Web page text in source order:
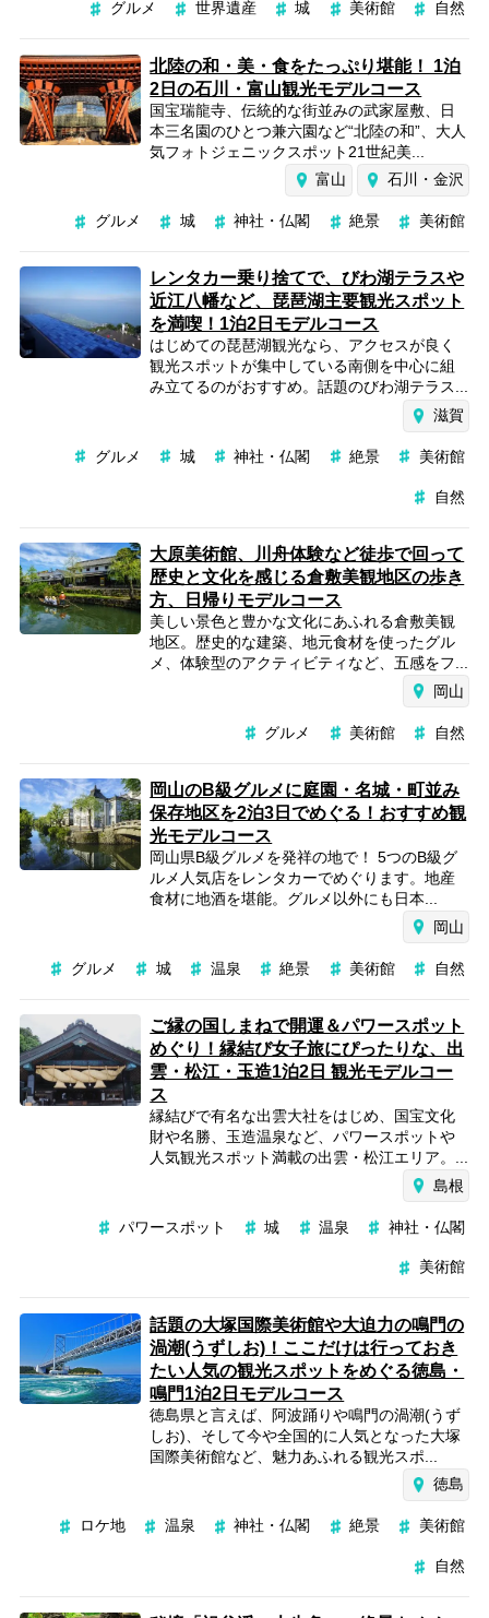
グルメ 世界遺産 城 美術館 自然
北陸の和・美・食をたっぷり堪能！ 1泊
2日の石川・富山観光モデルコース
国宝瑞龍寺、伝統的な街並みの武家屋敷、日
本三名園のひとつ兼六園など“北陸の和”、大人
気フォトジェニックスポット21世紀美...
富山
石川・金沢
グルメ 城 神社・仏閣 絶景 美術館
レンタカー乗り捨てで、びわ湖テラスや
近江八幡など、琵琶湖主要観光スポット
を満喫！1泊2日モデルコース
はじめての琵琶湖観光なら、アクセスが良く
観光スポットが集中している南側を中心に組
み立てるのがおすすめ。話題のびわ湖テラス...
滋賀
グルメ 城 神社・仏閣 絶景 美術館
自然
大原美術館、川舟体験など徒歩で回って
歴史と文化を感じる倉敷美観地区の歩き
方、日帰りモデルコース
美しい景色と豊かな文化にあふれる倉敷美観
地区。歴史的な建築、地元食材を使ったグル
メ、体験型のアクティビティなど、五感をフ...
岡山
グルメ 美術館 自然
岡山のB級グルメに庭園・名城・町並み
保存地区を2泊3日でめぐる！おすすめ観
光モデルコース
岡山県B級グルメを発祥の地で！ 5つのB級グ
ルメ人気店をレンタカーでめぐります。地産
食材に地酒を堪能。グルメ以外にも日本...
岡山
グルメ 城 温泉 絶景 美術館 自然
ご縁の国しまねで開運＆パワースポット
めぐり！縁結び女子旅にぴったりな、出
雲・松江・玉造1泊2日 観光モデルコー
ス
縁結びで有名な出雲大社をはじめ、国宝文化
財や名勝、玉造温泉など、パワースポットや
人気観光スポット満載の出雲・松江エリア。...
島根
パワースポット 城 温泉 神社・仏閣
美術館
話題の大塚国際美術館や大迫力の鳴門の
渦潮(うずしお)！ここだけは行っておき
たい人気の観光スポットをめぐる徳島・
鳴門1泊2日モデルコース
徳島県と言えば、阿波踊りや鳴門の渦潮(うず
しお)、そして今や全国的に人気となった大塚
国際美術館など、魅力あふれる観光スポ...
徳島
ロケ地 温泉 神社・仏閣 絶景 美術館
自然